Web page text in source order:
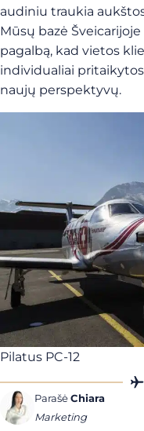
audiniu traukia
Mūsų bazė
pagalbą, kad vietos
individualiai
naujų perspektyvų.
Pilatus PC-12
ParašėChiara
Marketing